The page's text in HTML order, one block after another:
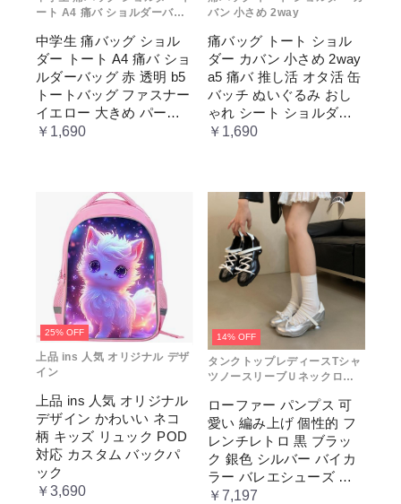
ート A4 痛バ ショルダーバッ
中学生 痛バッグ ショル
ダー トート A4 痛バ ショ
ルダーバッグ 赤 透明 b5
トートバッグ ファスナー
イエロー 大きめ パープ
ル 水色 いたばっく 痛バ
推し色 肩掛け レディー
￥1,690
バン 小さめ 2way
痛バッグ トート ショル
ダー カバン 小さめ 2way
a5 痛バ 推し活 オタ活 缶
バッチ ぬいぐるみ おし
ゃれ シート ショルダー
バッグ 透明 ポケット ク
￥1,690
25% OFF
上品 ins 人気 オリジナル デザ
イン
上品 ins 人気 オリジナル
デザイン かわいい ネコ
柄 キッズ リュック POD
対応 カスタム バックパ
ック
￥3,690
14% OFF
タンクトップレディースTシャ
ツノースリーブＵネックロゴ
ローファー パンプス 可
愛い 編み上げ 個性的 フ
レンチレトロ 黒 ブラッ
ク 銀色 シルバー バイカ
ラー バレエシューズ 変
形ヒール 3.5cm ガーリー
￥7,197